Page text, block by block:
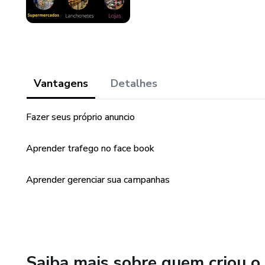
Vantagens Detalhes
Fazer seus próprio anuncio
Aprender trafego no face book
Aprender gerenciar sua campanhas